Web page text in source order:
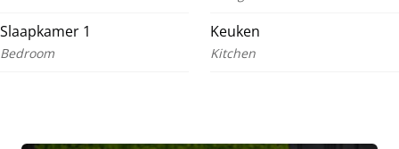
Slaapkamer 1
Bedroom
Keuken
Kitchen